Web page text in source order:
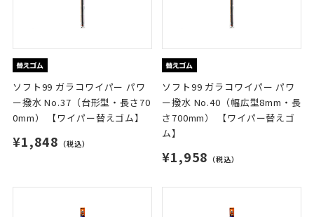
ソフト99 ガラコワイパー パワ
ー撥水 No.37（台形型・長さ70
0mm） 【ワイパー替えゴム】
¥1,848 （税込）
ソフト99 ガラコワイパー パワ
ー撥水 No.40（幅広型8mm・長
さ700mm） 【ワイパー替えゴ
ム】
¥1,958 （税込）